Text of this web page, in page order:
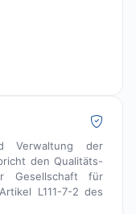
Verwaltung der
den Qualitäts-
Gesellschaft für
L111-7-2 des